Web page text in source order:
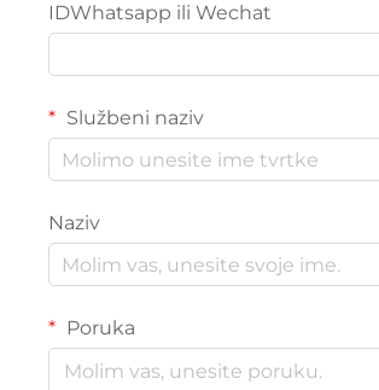
IDWhatsapp ili Wechat
Službeni naziv
Naziv
Poruka